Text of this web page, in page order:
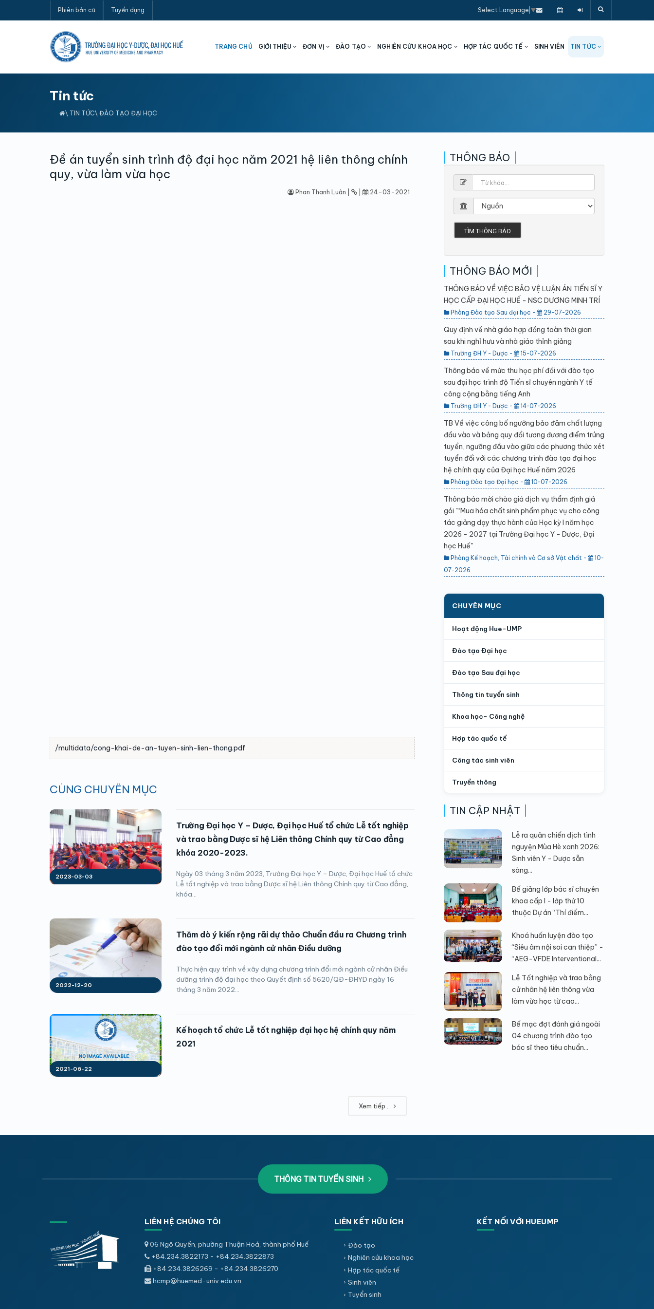
Phiên bản cũ Tuyển dụng Select Language ▼
TRANG CHỦ GIỚI THIỆU ĐƠN VỊ ĐÀO TẠO NGHIÊN CỨU KHOA HỌC HỢP TÁC QUỐC TẾ SINH VIÊN TIN TỨC
Tin tức
\ TIN TỨC\ ĐÀO TẠO ĐẠI HỌC
Đề án tuyển sinh trình độ đại học năm 2021 hệ liên thông chính
quy, vừa làm vừa học
Phan Thanh Luân | 24-03-2021
/multidata/cong-khai-de-an-tuyen-sinh-lien-thong.pdf
CÙNG CHUYÊN MỤC
2023-03-03
Trường Đại học Y – Dược, Đại học Huế tổ chức Lễ tốt nghiệp
và trao bằng Dược sĩ hệ Liên thông Chính quy từ Cao đẳng
khóa 2020-2023.
Ngày 03 tháng 3 năm 2023, Trường Đại học Y – Dược, Đại học Huế tổ chức
Lễ tốt nghiệp và trao bằng Dược sĩ hệ Liên thông Chính quy từ Cao đẳng,
khóa...
2022-12-20
Thăm dò ý kiến rộng rãi dự thảo Chuẩn đầu ra Chương trình
đào tạo đổi mới ngành cử nhân Điều dưỡng
Thực hiện quy trình về xây dựng chương trình đổi mới ngành cử nhân Điều
dưỡng trình độ đại học theo Quyết định số 5620/QĐ-ĐHYD ngày 16
tháng 3 năm 2022...
2021-06-22
Kế hoạch tổ chức Lễ tốt nghiệp đại học hệ chính quy năm
2021
Xem tiếp...
THÔNG BÁO
TÌM THÔNG BÁO
THÔNG BÁO MỚI
THÔNG BÁO VỀ VIỆC BẢO VỆ LUẬN ÁN TIẾN SĨ Y
HỌC CẤP ĐẠI HỌC HUẾ - NSC DƯƠNG MINH TRÍ
Phòng Đào tạo Sau đại học - 29-07-2026
Quy định về nhà giáo hợp đồng toàn thời gian
sau khi nghỉ hưu và nhà giáo thỉnh giảng
Trường ĐH Y - Dược - 15-07-2026
Thông báo về mức thu học phí đối với đào tạo
sau đại học trình độ Tiến sĩ chuyên ngành Y tế
công cộng bằng tiếng Anh
Trường ĐH Y - Dược - 14-07-2026
TB Về việc công bố ngưỡng bảo đảm chất lượng
đầu vào và bảng quy đổi tương đương điểm trúng
tuyển, ngưỡng đầu vào giữa các phương thức xét
tuyển đối với các chương trình đào tạo đại học
hệ chính quy của Đại học Huế năm 2026
Phòng Đào tạo Đại học - 10-07-2026
Thông báo mời chào giá dịch vụ thẩm định giá
gói "“Mua hóa chất sinh phẩm phục vụ cho công
tác giảng dạy thực hành của Học kỳ I năm học
2026 - 2027 tại Trường Đại học Y - Dược, Đại
học Huế"
Phòng Kế hoạch, Tài chính và Cơ sở Vật chất -
10-
07-2026
CHUYÊN MỤC
Hoạt động Hue-UMP
Đào tạo Đại học
Đào tạo Sau đại học
Thông tin tuyển sinh
Khoa học- Công nghệ
Hợp tác quốc tế
Công tác sinh viên
Truyền thông
TIN CẬP NHẬT
Lễ ra quân chiến dịch tình
nguyện Mùa Hè xanh 2026:
Sinh viên Y - Dược sẵn
sàng...
Bế giảng lớp bác sĩ chuyên
khoa cấp I - lớp thứ 10
thuộc Dự án “Thí điểm...
Khoá huấn luyện đào tạo
“Siêu âm nội soi can thiệp” -
“AEG-VFDE Interventional...
Lễ Tốt nghiệp và trao bằng
cử nhân hệ liên thông vừa
làm vừa học từ cao...
Bế mạc đợt đánh giá ngoài
04 chương trình đào tạo
bác sĩ theo tiêu chuẩn...
THÔNG TIN TUYỂN SINH
LIÊN HỆ CHÚNG TÔI
06 Ngô Quyền, phường Thuận Hoá, thành phố Huế
+84.234.3822173 - +84.234.3822873
+84.234.3826269 - +84.234.3826270
hcmp@huemed-univ.edu.vn
LIÊN KẾT HỮU ÍCH
Đào tạo
Nghiên cứu khoa học
Hợp tác quốc tế
Sinh viên
Tuyển sinh
KẾT NỐI VỚI HUEUMP